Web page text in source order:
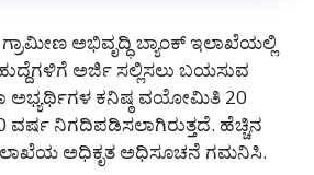
ಗ್ರಾಮೀಣ ಅಭಿವೃದ್ಧಿ ಬ್ಯಾಂಕ್ ಇಲಾಖೆಯಲ್ಲಿ
ಅರ್ಜಿ ಸಲ್ಲಿಸಲು ಬಯಸುವ
ಅಭ್ಯರ್ಥಿಗಳ ಕನಿಷ್ಠ ವಯೋಮಿತಿ 20
ನಿಗದಿಪಡಿಸಲಾಗಿರುತ್ತದೆ. ಹೆಚ್ಚಿನ
ಅಧಿಕೃತ ಅಧಿಸೂಚನೆ ಗಮನಿಸಿ.